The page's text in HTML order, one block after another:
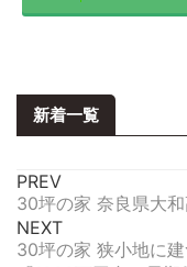
新着一覧
PREV
30坪の家 奈良県大
NEXT
30坪の家 狭小地に